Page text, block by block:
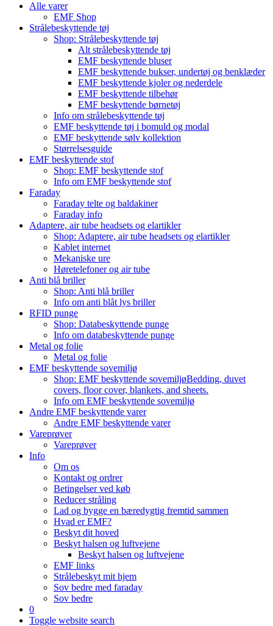
Alle varer
EMF Shop
Strålebeskyttende tøj
Shop: Strålebeskyttende tøj
Alt strålebeskyttende tøj
EMF beskyttende bluser
EMF beskyttende bukser, undertøj og benklæder
EMF beskyttende kjoler og nederdele
EMF beskyttende tilbehør
EMF beskyttende børnetøj
Info om strålebeskyttende tøj
EMF beskyttende tøj i bomuld og modal
EMF beskyttende sølv kollektion
Størrelsesguide
EMF beskyttende stof
Shop: EMF beskyttende stof
Info om EMF beskyttende stof
Faraday
Faraday telte og baldakiner
Faraday info
Adaptere, air tube headsets og elartikler
Shop: Adaptere, air tube headsets og elartikler
Kablet internet
Mekaniske ure
Høretelefoner og air tube
Anti blå briller
Shop: Anti blå briller
Info om anti blåt lys briller
RFID punge
Shop: Databeskyttende punge
Info om databeskyttende punge
Metal og folie
Metal og folie
EMF beskyttende sovemiljø
Shop: EMF beskyttende sovemiljøBedding, duvet
covers, floor cover, blankets, and sheets.
Info om EMF beskyttende sovemiljø
Andre EMF beskyttende varer
Andre EMF beskyttende varer
Vareprøver
Vareprøver
Info
Om os
Kontakt og ordrer
Betingelser ved køb
Reducer stråling
Lad og bygge en bæredygtig fremtid sammen
Hvad er EMF?
Beskyt dit hoved
Beskyt halsen og luftvejene
Beskyt halsen og luftvejene
EMF links
Strålebeskyt mit hjem
Sov bedre med faraday
Sov bedre
0
Toggle website search